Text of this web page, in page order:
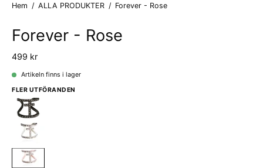
Hem / ALLA PRODUKTER / Forever - Rose
Forever - Rose
499 kr
Artikeln finns i lager
FLER UTFÖRANDEN